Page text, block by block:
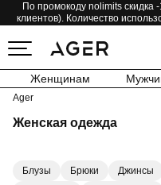
По промокоду nolimits скидка
клиентов). Количество
Женщинам
Ager
Женская одежда
Блузы Брюки Джинсы